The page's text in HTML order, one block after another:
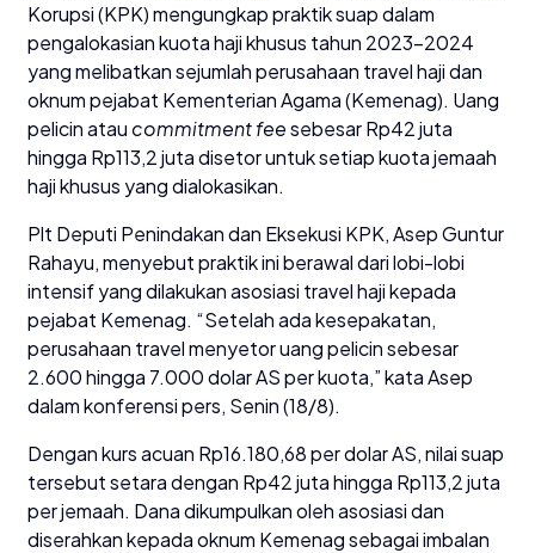
Korupsi (KPK) mengungkap praktik suap dalam
pengalokasian kuota haji khusus tahun 2023–2024
yang melibatkan sejumlah perusahaan travel haji dan
oknum pejabat Kementerian Agama (Kemenag). Uang
pelicin atau commitment feesebesar Rp42 juta
hingga Rp113,2 juta disetor untuk setiap kuota jemaah
haji khusus yang dialokasikan.
Plt Deputi Penindakan dan Eksekusi KPK, Asep Guntur
Rahayu, menyebut praktik ini berawal dari lobi-lobi
intensif yang dilakukan asosiasi travel haji kepada
pejabat Kemenag. “Setelah ada kesepakatan,
perusahaan travel menyetor uang pelicin sebesar
2.600 hingga 7.000 dolar AS per kuota,” kata Asep
dalam konferensi pers, Senin (18/8).
Dengan kurs acuan Rp16.180,68 per dolar AS, nilai suap
tersebut setara dengan Rp42 juta hingga Rp113,2 juta
per jemaah. Dana dikumpulkan oleh asosiasi dan
diserahkan kepada oknum Kemenag sebagai imbalan